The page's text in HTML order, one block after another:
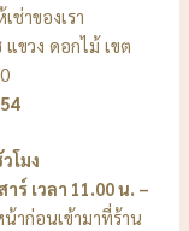
าของเรา
ขวง ดอกไม้ เขต
โมง
ร์ เวลา 11.00 น. –
าก่อนเข้ามาที่ร้าน